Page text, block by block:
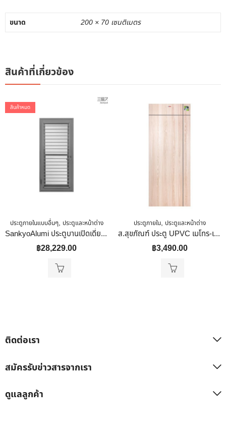
ขนาด 200 × 70 เซนติเมตร
สินค้าที่เกี่ยวข้อง
สินค้าหมด
ประตูภายในแบบอื่นๆ, ประตูและหน้าต่าง
SankyoAlumi ประตูบานเปิดเดี่ยวระบายอากาศ JD10-VK2009-SG5G ขนาด 205 ซม. X 90 ซม. รวมวงกบ สีเทา ซาฮาร่า
฿28,229.00
ประตูภายใน, ประตูและหน้าต่าง
ส.สุขภัณฑ์ ประตู UPVC เมโทร-เทค รุ่น เซาะร่อง สีtan Mable 70x200x4 Cm
฿3,490.00
ติดต่อเรา
สมัครรับข่าวสารจากเรา
ดูแลลูกค้า